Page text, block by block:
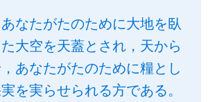
あなたがたのために大地を臥
大空を天蓋とされ，天から
あなたがたのために糧とし
を実らせられる方である。